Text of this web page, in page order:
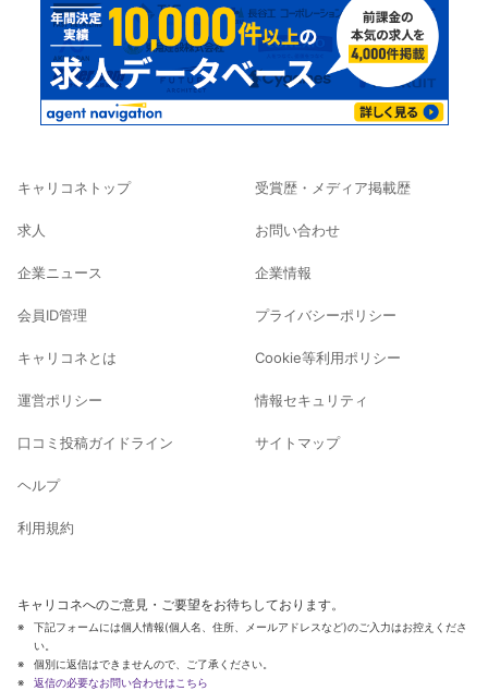
キャリコネトップ
求人
企業ニュース
会員ID管理
キャリコネとは
運営ポリシー
口コミ投稿ガイドライン
ヘルプ
利用規約
受賞歴・メディア掲載歴
お問い合わせ
企業情報
プライバシーポリシー
Cookie等利用ポリシー
情報セキュリティ
サイトマップ
キャリコネへのご意見・ご要望をお待ちしております。
下記フォームには個人情報(個人名、住所、メールアドレスなど)のご入力はお控えくださ
い。
個別に返信はできませんので、ご了承ください。
返信の必要なお問い合わせはこちら